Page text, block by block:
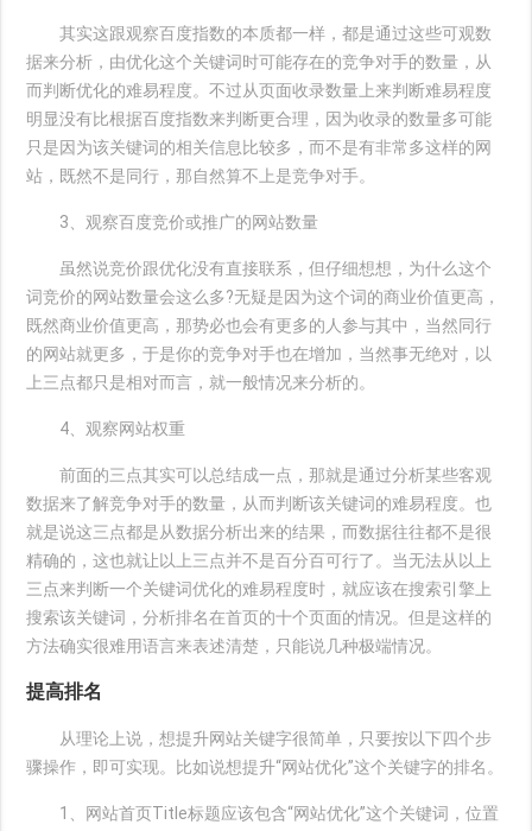
其实这跟观察百度指数的本质都一样，都是通过这些可观数
据来分析，由优化这个关键词时可能存在的竞争对手的数量，从
而判断优化的难易程度。不过从页面收录数量上来判断难易程度
明显没有比根据百度指数来判断更合理，因为收录的数量多可能
只是因为该关键词的相关信息比较多，而不是有非常多这样的网
站，既然不是同行，那自然算不上是竞争对手。
3、观察百度竞价或推广的网站数量
虽然说竞价跟优化没有直接联系，但仔细想想，为什么这个
词竞价的网站数量会这么多?无疑是因为这个词的商业价值更高，
既然商业价值更高，那势必也会有更多的人参与其中，当然同行
的网站就更多，于是你的竞争对手也在增加，当然事无绝对，以
上三点都只是相对而言，就一般情况来分析的。
4、观察网站权重
前面的三点其实可以总结成一点，那就是通过分析某些客观
数据来了解竞争对手的数量，从而判断该关键词的难易程度。也
就是说这三点都是从数据分析出来的结果，而数据往往都不是很
精确的，这也就让以上三点并不是百分百可行了。当无法从以上
三点来判断一个关键词优化的难易程度时，就应该在搜索引擎上
搜索该关键词，分析排名在首页的十个页面的情况。但是这样的
方法确实很难用语言来表述清楚，只能说几种极端情况。
提高排名
从理论上说，想提升网站关键字很简单，只要按以下四个步
骤操作，即可实现。比如说想提升“网站优化”这个关键字的排名。
1、网站首页Title标题应该包含“网站优化”这个关键词，位置